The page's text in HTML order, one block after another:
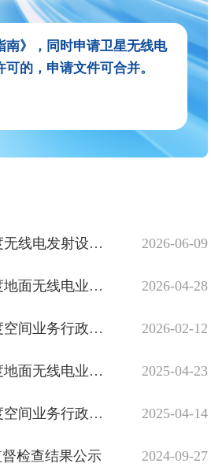
南》，同时申请卫星无线电
的，申请文件可合并。
工业和信息化部无线电管理局公布2024年度无线电发射设备型号核准行政许可“双随机、一公开”检查结果 2026-06-09
工业和信息化部无线电管理局公布2025年度地面无线电业务行政许可“双随机、一公开”检查结果 2026-04-28
工业和信息化部无线电管理局公布2025年度空间业务行政许可“双随机、一公开”检查结果 2026-02-12
工业和信息化部无线电管理局公布2024年度地面无线电业务行政许可“双随机、一公开”检查结果 2025-04-23
工业和信息化部无线电管理局公布2024年度空间业务行政许可“双随机、一公开”检查结果 2025-04-14
检查结果公示 2024-09-27